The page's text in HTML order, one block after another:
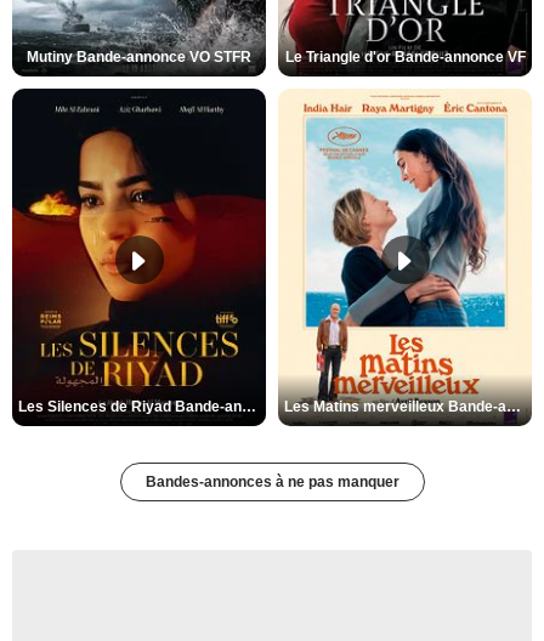
Mutiny Bande-annonce VO STFR Le Triangle d'or Bande-annonce VF
Les Silences de Riyad Bande-annonce VO STFR Les Matins merveilleux Bande-annonce VF
Bandes-annonces à ne pas manquer